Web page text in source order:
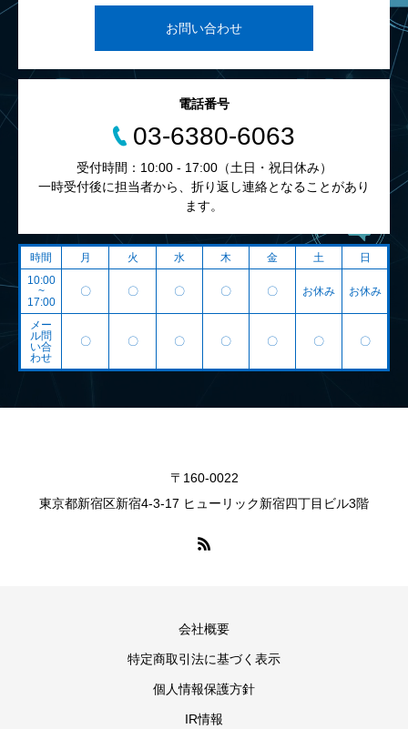
お問い合わせ
電話番号
03-6380-6063
受付時間：10:00 - 17:00（土日・祝日休み）
一時受付後に担当者から、折り返し連絡となることがあり
ます。
時間 月 火 水 木 金 土
日
10:00
~
17:00
〇 〇 〇 〇 〇 お休み お休み
メー
ル問
い合
わせ
〇 〇 〇 〇 〇 〇 〇
〒160-0022
東京都新宿区新宿4-3-17 ヒューリック新宿四丁目ビル3階
会社概要
特定商取引法に基づく表示
個人情報保護方針
IR情報